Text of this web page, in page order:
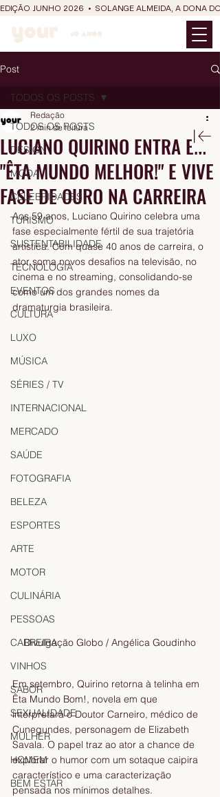
EDIÇÃO JUNHO 2026  •  SOLANGE ALMEIDA, A DONA
Post
TODOS OS POSTS
DESIGN
MODA
CELEBRIDADES
TURISMO
SUSTENTABILIDADE
TECNOLOGIA
EVENTOS
CULTURA
LUXO
MÚSICA
SÉRIES / TV
INTERNACIONAL
MERCADO
SAÚDE
FOTOGRAFIA
BELEZA
ESPORTES
ARTE
MOTOR
CULINÁRIA
PESSOAS
CARREIRA
VINHOS
SABOR
SEXUALIDADE
MULHER
HOMEM
BEM ESTAR
TODOS OS POSTS
LUCIANO QUIRINO ENTRA EM
"ÊTA MUNDO MELHOR!" E VIVE
FASE DE OURO NA CARREIRA
Redação
2 min de leitura
Aos 59 anos, Luciano Quirino celebra uma
fase especialmente fértil de sua trajetória
artística. Com quase 40 anos de carreira, o
ator soma novos desafios na televisão, no
cinema e no streaming, consolidando-se
como um dos grandes nomes da
dramaturgia brasileira.
Divulgação Globo / Angélica Goudinho
Em setembro, Quirino retorna à telinha em
Êta Mundo Bom!, novela em que
interpretará o Doutor Carneiro, médico de
Cunegundes, personagem de Elizabeth
Savala. O papel traz ao ator a chance de
explorar o humor com um sotaque caipira
característico e uma caracterização
pensada nos mínimos detalhes.